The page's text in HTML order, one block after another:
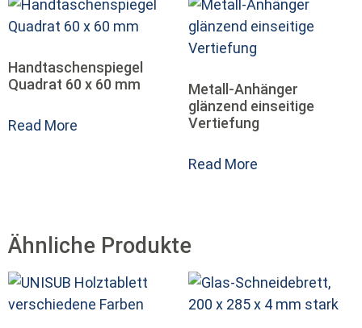
Handtaschenspiegel
Quadrat 60 x 60 mm
Read More
Metall-Anhänger
glänzend einseitige
Vertiefung
Read More
Ähnliche Produkte